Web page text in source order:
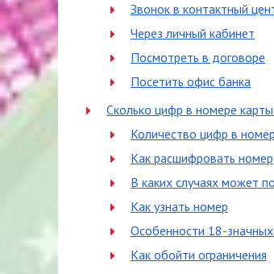
Звонок в контактный
Через личный кабинет
Посмотреть в договоре
Посетить офис банка
Сколько цифр в номере
Количество цифр в
Как расшифровать номер
В каких случаях может
Как узнать номер
Особенности 18-значных
Как обойти ограничения